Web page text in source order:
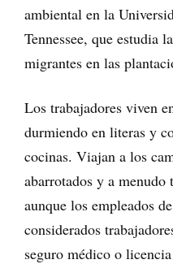
ambiental en la
Tennessee, que estudia
migrantes en las
Los trabajadores viven
durmiendo en literas y
cocinas. Viajan a los
abarrotados y a
aunque los empleados
considerados
seguro médico o